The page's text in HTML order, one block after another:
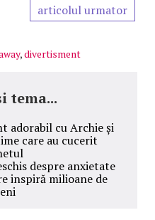
articolul urmator
,divertisment
tema...
adorabil cu Archie și
care au cucerit
despre anxietate
inspiră milioane de